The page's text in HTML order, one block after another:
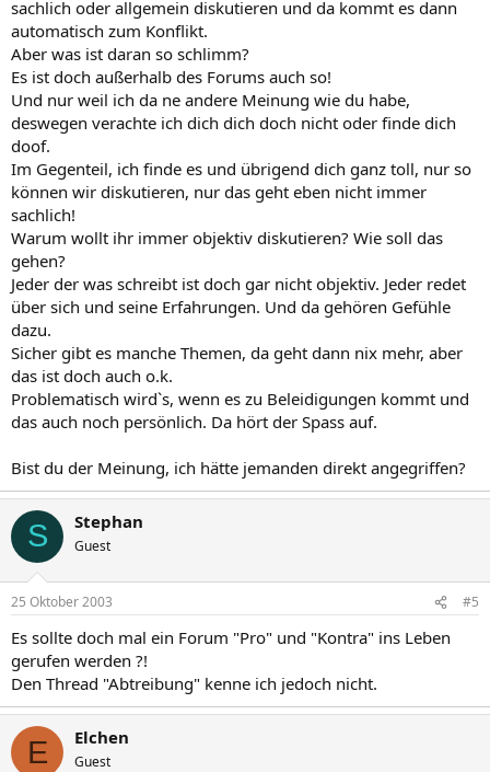
sachlich oder allgemein diskutieren und da kommt es dann
automatisch zum Konflikt.
Aber was ist daran so schlimm?
Es ist doch außerhalb des Forums auch so!
Und nur weil ich da ne andere Meinung wie du habe,
deswegen verachte ich dich dich doch nicht oder finde dich
doof.
Im Gegenteil, ich finde es und übrigend dich ganz toll, nur so
können wir diskutieren, nur das geht eben nicht immer
sachlich!
Warum wollt ihr immer objektiv diskutieren? Wie soll das
gehen?
Jeder der was schreibt ist doch gar nicht objektiv. Jeder redet
über sich und seine Erfahrungen. Und da gehören Gefühle
dazu.
Sicher gibt es manche Themen, da geht dann nix mehr, aber
das ist doch auch o.k.
Problematisch wird`s, wenn es zu Beleidigungen kommt und
das auch noch persönlich. Da hört der Spass auf.
Bist du der Meinung, ich hätte jemanden direkt angegriffen?
S Stephan
Guest
25 Oktober 2003 #5
Es sollte doch mal ein Forum "Pro" und "Kontra" ins Leben
gerufen werden ?!
Den Thread "Abtreibung" kenne ich jedoch nicht.
E Elchen
Guest